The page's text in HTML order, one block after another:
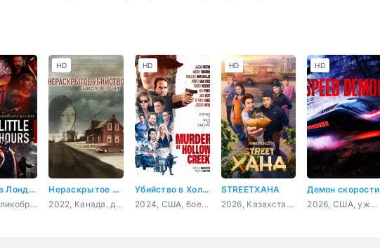
24 часа в Лондоне
2020, Великобритания, боевик, триллер, драма, криминал
Нераскрытое убийство Беверли Линн Смит
2022, Канада, документальный, криминал, детектив
HD
Убийство в Холлоу Крик
2024, США, боевик, триллер, комедия
HD
STREETХАНА
2026, Казахстан, комедия
HD
Демон скорости
2026, США, ужасы
HD